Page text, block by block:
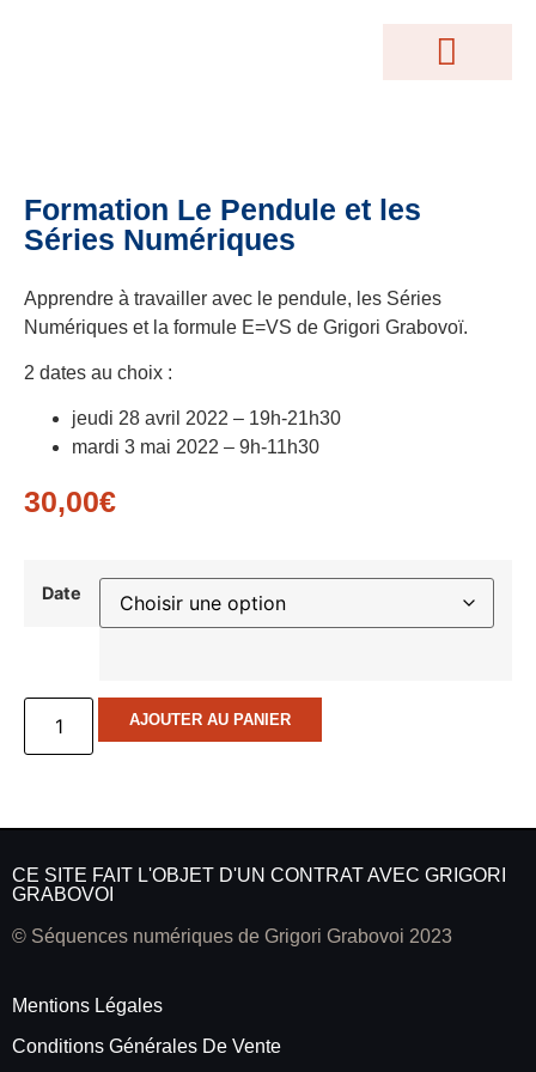
Formation Le Pendule et les
Séries Numériques
Apprendre à travailler avec le pendule, les Séries
Numériques et la formule E=VS de Grigori Grabovoï.
2 dates au choix :
jeudi 28 avril 2022 – 19h-21h30
mardi 3 mai 2022 – 9h-11h30
30,00€
Date
AJOUTER AU PANIER
CE SITE FAIT L'OBJET D'UN CONTRAT AVEC GRIGORI
GRABOVOI
© Séquences numériques de Grigori Grabovoi 2023
Mentions Légales
Conditions Générales De Vente